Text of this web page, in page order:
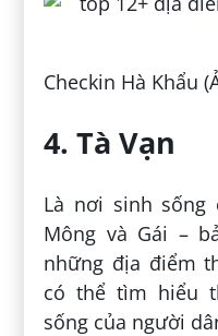
Checkin Hà Khẩu
4. Tà Vạn
Là nơi sinh sống
Mông và Gái –
những địa điểm
có thể tìm hiểu
sống của người